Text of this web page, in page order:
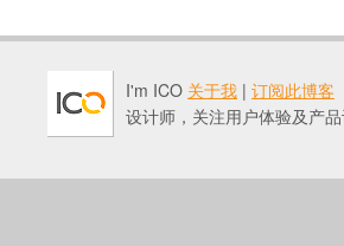
I'm ICO 关于我 | 订阅此博客
设计师，关注用户体验及产